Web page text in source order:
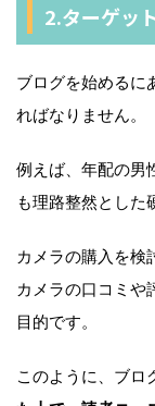
2.ターゲッ
ブログを始めるに
ればなりません。
例えば、年配の男
も理路整然とした
カメラの購入を検
カメラの口コミや
目的です。
このように、ブロ